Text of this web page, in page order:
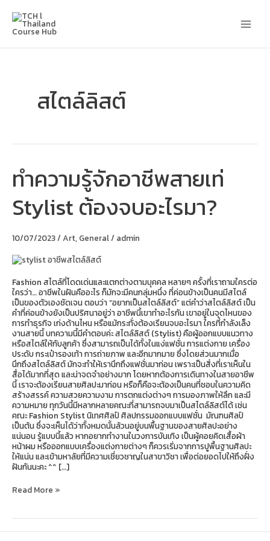
content
สไตล์ลิสต์
ทำความรู้จักอาชีพสายเท่
Stylist ต้องจบอะไรมา?
10/07/2023/Art, General/ admin
Fashion สไตล์ที่โดดเด่นและแตกต่างตามบุคคล หลายๆ ครั้งที่เราถามใครต่อ
ใครว่า… อาชีพในฝันคืออะไร ก็มักจะมีคนกลุ่มหนึ่ง ที่ค่อนข้างเป็นคนมีสไตล์
เป็นของตัวเองชัดเจน ตอบว่า “อยากเป็นสไตล์ลิสต์” แต่คำว่าสไตล์ลิสต์ เป็น
คำที่ค่อนข้างยังเป็นปริศนาอยู่ว่า อาชีพนี้เขาทำอะไรกัน เขาอยู่ในจุดไหนของ
การทำธุรกิจ เก่งด้านไหน หรือแม้กระทั่งต้องเรียนจบอะไรมา ใครที่กำลังเล็ง
งานสายนี้ บทความนี้มีคำตอบค่ะ สไตล์ลิสต์ (Stylist) คือผู้ออกแบบแนวทาง
หรือสไตล์ให้กับลูกค้า ซึ่งสามารถเป็นได้ทั้งในแง่แฟชั่น การแต่งกาย เครื่อง
ประดับ กระเป๋ารองเท้า การถ่ายภาพ และอีกมากมาย ซึ่งโดยส่วนมากเมื่อ
นึกถึงสไตล์ลิสต์ มักจะทำให้เรานึกถึงแฟชั่นมาก่อน เพราะเป็นสิ่งที่เราเห็นใน
สื่อได้มากที่สุด และน่าจดจำอย่างมาก โดยหากต้องการเดินทางในสายอาชีพ
นี้ เราจะต้องเรียนสายศิลปะมาก่อน หรือก็คือจะต้องเป็นคนที่ชอบในความคิด
สร้างสรรค์ ความสวยความงาม การตกแต่งต่างๆ การมองภาพให้ลึก และมี
ความหมาย ทุกวันนี้มีหลากหลายคณะที่สามารถจบมาเป็นสไตล์ลิสต์ได้ เช่น
คณะ Fashion Stylist นิเทศศิลป์ ศิลปกรรมออกแบบแฟชั่น มัณฑนศิลป์
เป็นต้น ซึ่งจะเห็นได้ว่าทั้งหมดนั้นล้วนอยู่บนพื้นฐานของสายศิลปะอย่าง
แน่นอน รู้แบบนี้แล้ว หากอยากทำงานในวงการบันเทิง เป็นผู้คอยคิดเสื้อผ้า
หน้าผม หรือออกแบบเครื่องแต่งกายต่างๆ ก็ควรเริ่มจากการปูพื้นฐานศิลปะ
ให้แน่น และเข้ามหาลัยที่มีความเชี่ยวชาญในสาขาวิชา เพื่อต่อยอดไปให้ถึงฝั่ง
ฝันกันนะคะ ^^ […]
ทำความ
รู้จัก
อาชีพ
สาย
เท่
Stylist
จบ
มา?
Read More »